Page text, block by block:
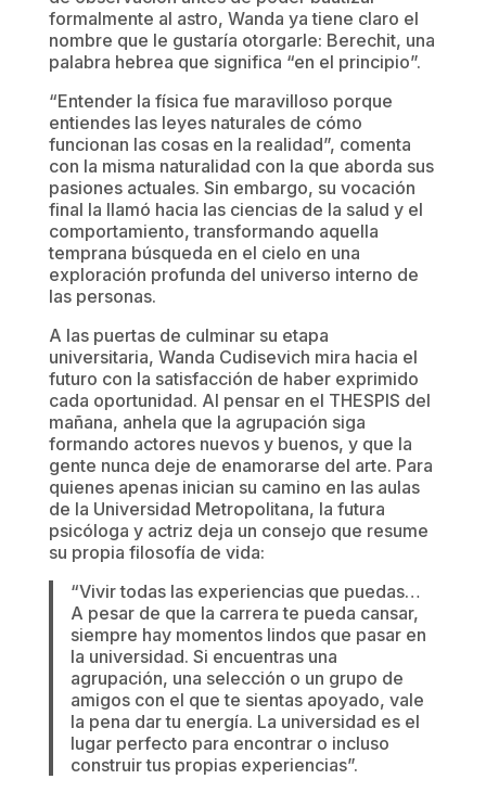
formalmente al astro, Wanda ya tiene claro el
nombre que le gustaría otorgarle: Berechit, una
palabra hebrea que significa “en el principio”.
“Entender la física fue maravilloso porque
entiendes las leyes naturales de cómo
funcionan las cosas en la realidad”, comenta
con la misma naturalidad con la que aborda sus
pasiones actuales. Sin embargo, su vocación
final la llamó hacia las ciencias de la salud y el
comportamiento, transformando aquella
temprana búsqueda en el cielo en una
exploración profunda del universo interno de
las personas.
A las puertas de culminar su etapa
universitaria, Wanda Cudisevich mira hacia el
futuro con la satisfacción de haber exprimido
cada oportunidad. Al pensar en el THESPIS del
mañana, anhela que la agrupación siga
formando actores nuevos y buenos, y que la
gente nunca deje de enamorarse del arte. Para
quienes apenas inician su camino en las aulas
de la Universidad Metropolitana, la futura
psicóloga y actriz deja un consejo que resume
su propia filosofía de vida:
“Vivir todas las experiencias que puedas…
A pesar de que la carrera te pueda cansar,
siempre hay momentos lindos que pasar en
la universidad. Si encuentras una
agrupación, una selección o un grupo de
amigos con el que te sientas apoyado, vale
la pena dar tu energía. La universidad es el
lugar perfecto para encontrar o incluso
construir tus propias experiencias”.